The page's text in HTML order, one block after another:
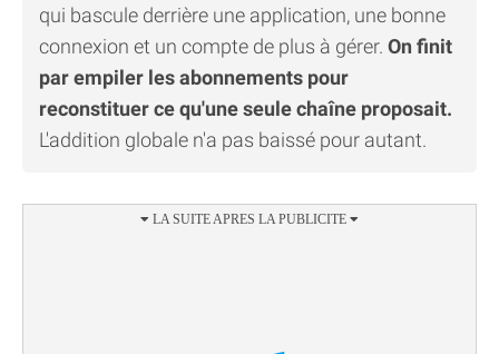
qui bascule derrière une application, une bonne
connexion et un compte de plus à gérer. On finit
par empiler les abonnements pour
reconstituer ce qu'une seule chaîne proposait.
L'addition globale n'a pas baissé pour autant.